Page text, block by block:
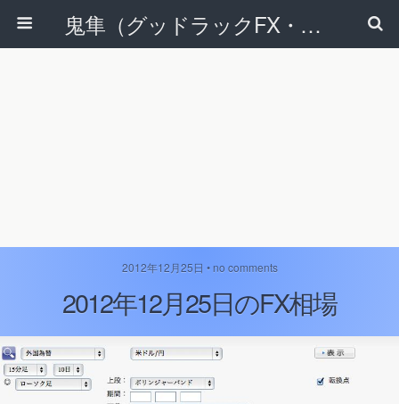
鬼隼（グッドラックFX・改）
2012年12月25日 • no comments
2012年12月25日のFX相場